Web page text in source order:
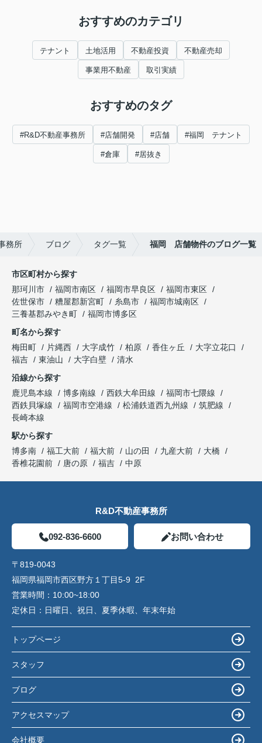
おすすめのカテゴリ
テナント 土地活用 不動産投資 不動産売却
事業用不動産 取引実績
おすすめのタグ
#R&D不動産事務所 #店舗開発 #店舗 #福岡 テナント
#倉庫 #居抜き
務所 ブログ タグ一覧 福岡 店舗物件のブログ一覧
市区町村から探す
那珂川市
福岡市南区 福岡市早良区
福岡市東区
佐世保市
糟屋郡新宮町 糸島市
福岡市城南区
三養基郡みやき町
福岡市博多区
町名から探す
梅田町
片縄西 大字成竹 柏原 香住ヶ丘
大字立花口
福吉
東油山 大字白壁
清水
沿線から探す
鹿児島本線
博多南線 西鉄大牟田線
福岡市七隈線
西鉄貝塚線
福岡市空港線 松浦鉄道西九州線
筑肥線
長崎本線
駅から探す
博多南
福工大前 福大前 山の田 九産大前
大橋
香椎花園前
唐の原 福吉 中原
R&D不動産事務所
092-836-6600 お問い合わせ
〒819-0043
福岡県福岡市西区野方１丁目5-9 2F
営業時間： 10:00~18:00
定休日： 日曜日、祝日、夏季休暇、年末年始
トップページ
スタッフ
ブログ
アクセスマップ
会社概要